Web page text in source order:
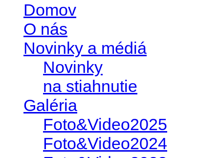
Domov
O nás
Novinky a médiá
Novinky
na stiahnutie
Galéria
Foto&Video2025
Foto&Video2024